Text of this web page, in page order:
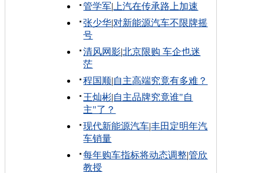
管学军| 上汽在传承路上加速
张少华|对新能源汽车不限牌摇
号
清风网影|北京限购 车企也迷
茫
程国顺|自主高端究竟有多难？
王灿彬|自主品牌究竟谁"自
主"了？
现代新能源汽车|丰田定明年汽
车销量
每年购车指标将动态调整|管欣
教授